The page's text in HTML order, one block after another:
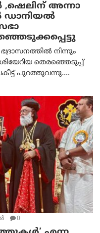
അന്നാ
നിന്നും
തെരഞ്ഞെടുപ്പ്
പുറത്തുവന്നു....
0